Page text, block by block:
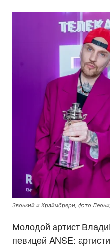
Звонкий и Краймбрери, фото
Молодой артист
певицей ANSE: